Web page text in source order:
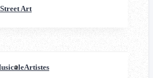
Street Art
Artistes